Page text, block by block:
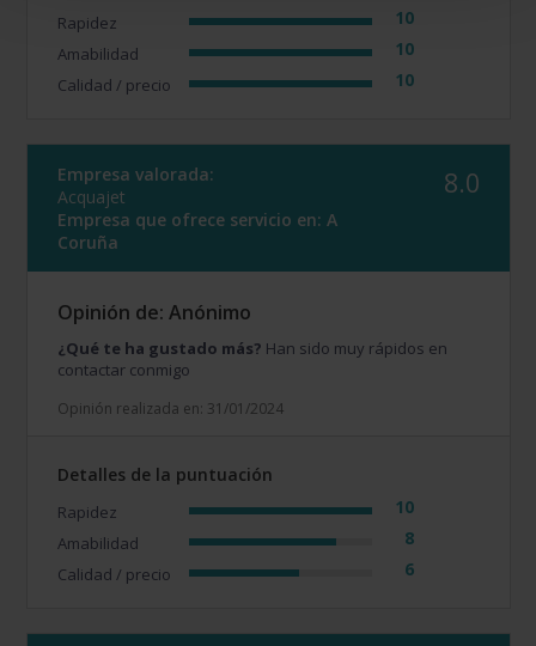
Rapidez 10
Amabilidad 10
Calidad / precio 10
Empresa valorada:
Acquajet
Empresa que ofrece servicio en:A
Coruña
8.0
Opinión de: Anónimo
¿Qué te ha gustado más? Han sido muy rápidos en
contactar conmigo
Opinión realizada en: 31/01/2024
Detalles de la puntuación
Rapidez 10
Amabilidad 8
Calidad / precio 6